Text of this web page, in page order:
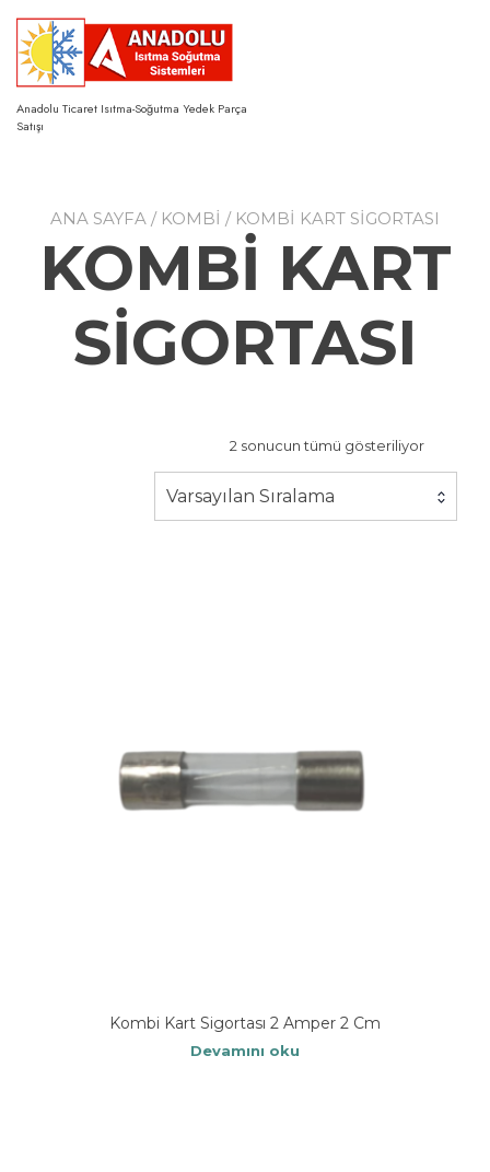
content
Anadolu Ticaret Isıtma-Soğutma Yedek Parça
Satışı
ANA SAYFA / KOMBİ / KOMBİ KART SİGORTASI
KOMBİ KART
SİGORTASI
2 sonucun tümü gösteriliyor
Varsayılan Sıralama
Kombi Kart Sigortası 2 Amper 2 Cm
Devamını oku